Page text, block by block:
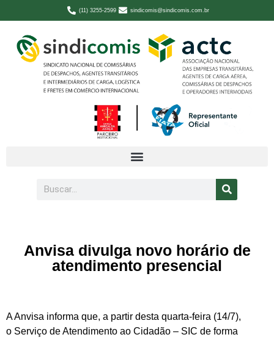
(11) 3255-2599 sindicomis@sindicomis.com.br
Anvisa divulga novo horário de
atendimento presencial
A Anvisa informa que, a partir desta quarta-feira (14/7),
o Serviço de Atendimento ao Cidadão – SIC de forma